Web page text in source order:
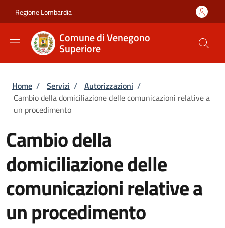
Regione Lombardia
Comune di Venegono
Superiore
Briciole di pane
Home / Servizi / Autorizzazioni /
Cambio della domiciliazione delle comunicazioni relative a
un procedimento
Cambio della
domiciliazione delle
comunicazioni relative a
un procedimento